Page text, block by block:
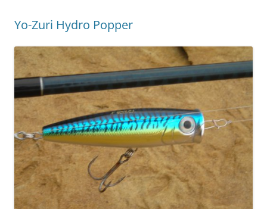
Yo-Zuri Hydro Popper